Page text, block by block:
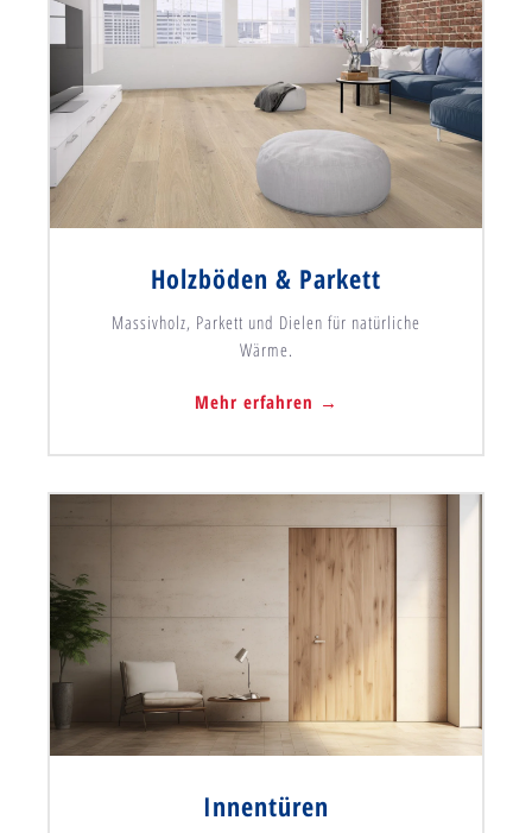
Holzböden & Parkett
Massivholz, Parkett und Dielen für natürliche
Wärme.
Mehr erfahren →
Innentüren